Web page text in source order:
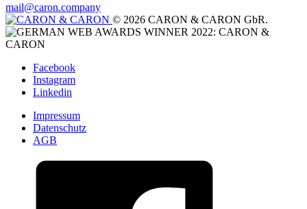
mail@caron.company
© 2026 CARON & CARON GbR.
Facebook
Instagram
Linkedin
Impressum
Datenschutz
AGB